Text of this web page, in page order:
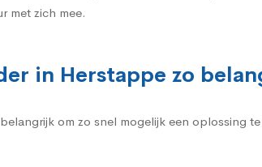
met zich mee.
in Herstappe zo
om zo snel mogelijk een oplossing